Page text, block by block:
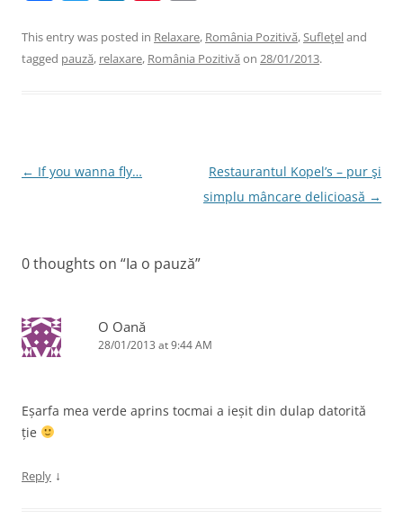
c
e
o
k
itt
er
k
e
er
e
ai
l
This entry was posted in Relaxare, România Pozitivă,Sufleţeland
tagged pauză, relaxare, România Pozitivă on 28/01/2013.
Post
← If you wanna fly…
Restaurantul Kopel’s – pur şi
simplu mâncare delicioasă →
0 thoughts on “Ia o pauză”
O Oană
28/01/2013 at 9:44 AM
Eșarfa mea verde aprins tocmai a ieșit din dulap datorită
ție
Reply ↓